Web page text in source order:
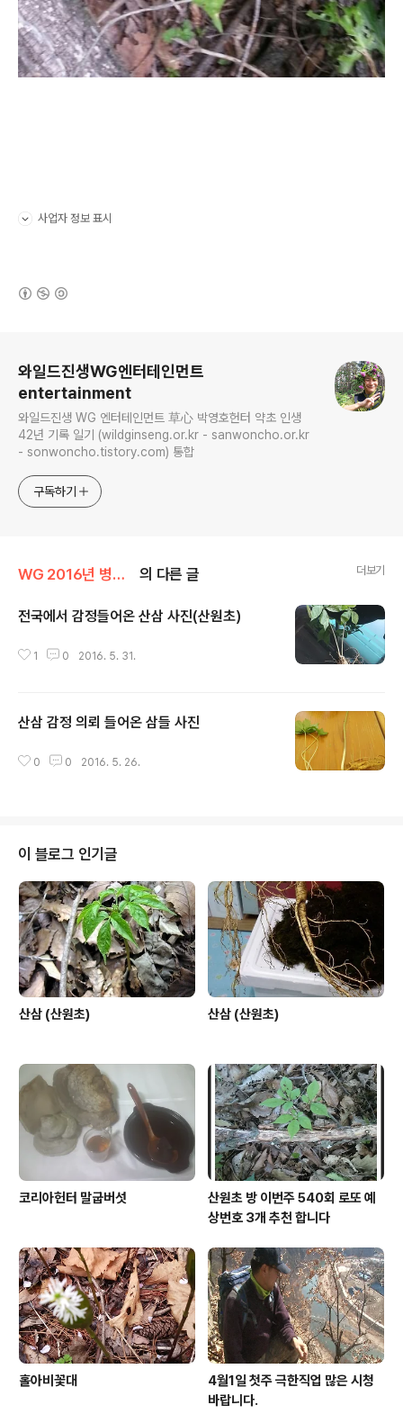
사업자 정보 표시
와일드진생WG엔터테인먼트
entertainment
와일드진생 WG 엔터테인먼트 草心 박영호헌터 약초 인생
42년 기록 일기 (wildginseng.or.kr - sanwoncho.or.kr
- sonwoncho.tistory.com) 통합
구독하기
WG 2016년 병신년 기록 의 다른 글 더보기
전국에서 감정들어온 산삼 사진(산원초)
1 0 2016. 5. 31.
산삼 감정 의뢰 들어온 삼들 사진
0 0 2016. 5. 26.
이 블로그 인기글
산삼 (산원초) 산삼 (산원초)
코리아헌터 말굽버섯
산원초 방 이번주 540회 로또 예
상번호 3개 추천 합니다
홀아비꽃대
4월1일 첫주 극한직업 많은 시청
바랍니다.